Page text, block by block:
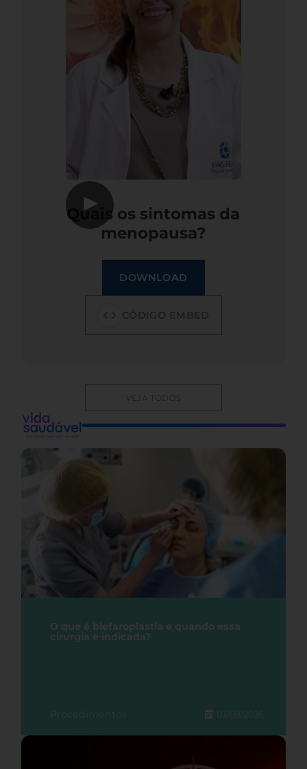
▶
Quais os sintomas da
menopausa?
DOWNLOAD
VEJA TODOS
O que é blefaroplastia e quando essa
cirurgia é indicada?
Procedimentos 03/08/2026